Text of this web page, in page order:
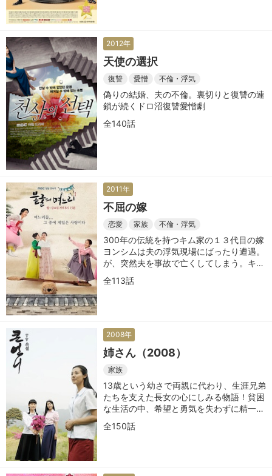
2012年
天使の選択
復讐 愛憎 不倫・浮気
偽りの結婚、夫の不倫。裏切りと復讐の連
鎖が続くドロ沼復讐愛憎劇
全140話
2011年
不屈の嫁
恋愛 家族 不倫・浮気
300年の伝統を持つキム家の１３代目の嫁
ヨンシムは夫の浮気現場にばったり遭遇。
が、突然夫を事故で亡くしてしまう。キム
家に残ったヨンシムは新たな道を切り開い
ていく
全113話
2008年
姉さん（2008）
家族
13歳という幼さで両親に代わり、生涯兄弟
たちを支えた長女の心にしみる物語！貧困
な生活の中、希望と勇気を失わずに精一杯
生きてきた姉、そして母親に捧げる感動の
一作
全150話